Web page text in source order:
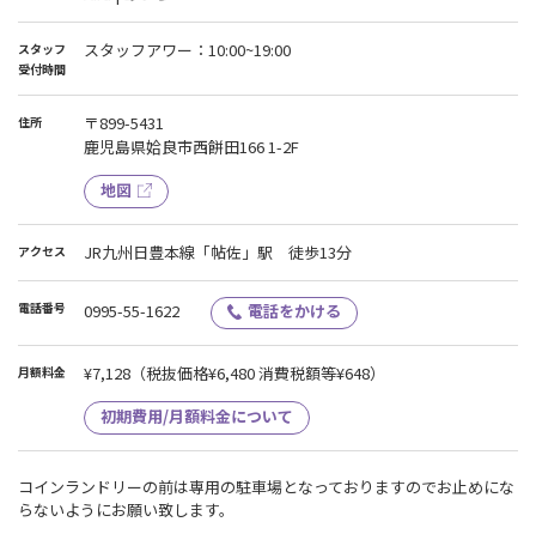
スタッフ
受付時間
スタッフアワー：10:00~19:00
住所
〒899-5431
鹿児島県姶良市西餅田166 1-2F
地図
アクセス JR九州日豊本線「帖佐」駅 徒歩13分
電話番号 0995-55-1622 電話をかける
月額料金 ¥7,128 （税抜価格¥6,480 消費税額等¥648）
初期費用/月額料金について
コインランドリーの前は専用の駐車場となっておりますのでお止めにな
らないようにお願い致します。